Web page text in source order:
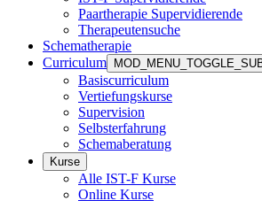
Paartherapie Supervidierende
Therapeutensuche
Schematherapie
Curriculum
Basiscurriculum
Vertiefungskurse
Supervision
Selbsterfahrung
Schemaberatung
Kurse
Alle IST-F Kurse
Online Kurse